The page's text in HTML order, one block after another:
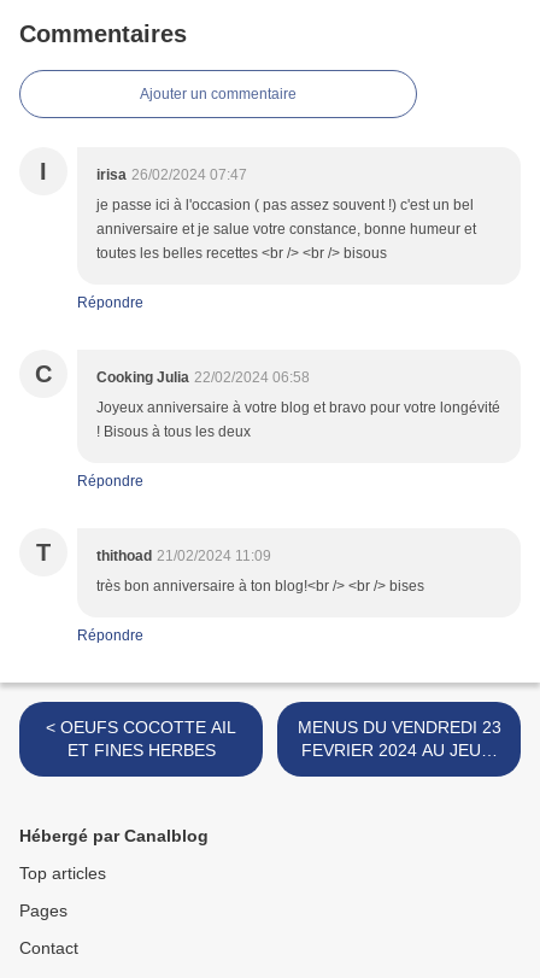
Commentaires
Ajouter un commentaire
I irisa 26/02/2024 07:47
je passe ici à l'occasion ( pas assez souvent !) c'est un bel
anniversaire et je salue votre constance, bonne humeur et
toutes les belles recettes <br /> <br /> bisous
Répondre
C Cooking Julia 22/02/2024 06:58
Joyeux anniversaire à votre blog et bravo pour votre longévité
! Bisous à tous les deux
Répondre
T thithoad 21/02/2024 11:09
très bon anniversaire à ton blog!<br /> <br /> bises
Répondre
< OEUFS COCOTTE AIL
ET FINES HERBES
MENUS DU VENDREDI 23
FEVRIER 2024 AU JEUDI
29 FEVRIER 2024 >
Hébergé par Canalblog
Top articles
Pages
Contact